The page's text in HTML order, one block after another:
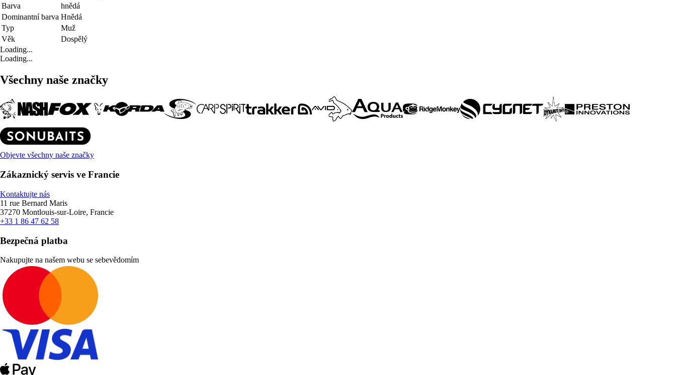
Barva
hnědá
Dominantní barva Hnědá
Typ
Muž
Věk
Dospělý
Loading...
Loading...
Všechny naše značky
Objevte všechny naše značky
Zákaznický servis ve Francie
Kontaktujte nás
11 rue Bernard Maris
37270 Montlouis-sur-Loire, Francie
+33 1 86 47 62 58
Bezpečná platba
Nakupujte na našem webu se sebevědomím